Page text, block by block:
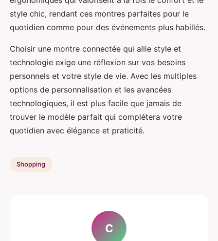
style chic, rendant ces montres parfaites pour le
quotidien comme pour des événements plus habillés.
Choisir une montre connectée qui allie style et
technologie exige une réflexion sur vos besoins
personnels et votre style de vie. Avec les multiples
options de personnalisation et les avancées
technologiques, il est plus facile que jamais de
trouver le modèle parfait qui complétera votre
quotidien avec élégance et praticité.
Shopping
C